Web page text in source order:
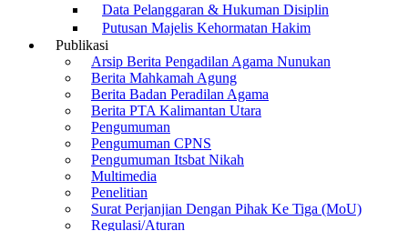
Data Pelanggaran & Hukuman Disiplin
Putusan Majelis Kehormatan Hakim
Publikasi
Arsip Berita Pengadilan Agama Nunukan
Berita Mahkamah Agung
Berita Badan Peradilan Agama
Berita PTA Kalimantan Utara
Pengumuman
Pengumuman CPNS
Pengumuman Itsbat Nikah
Multimedia
Penelitian
Surat Perjanjian Dengan Pihak Ke Tiga (MoU)
Regulasi/Aturan